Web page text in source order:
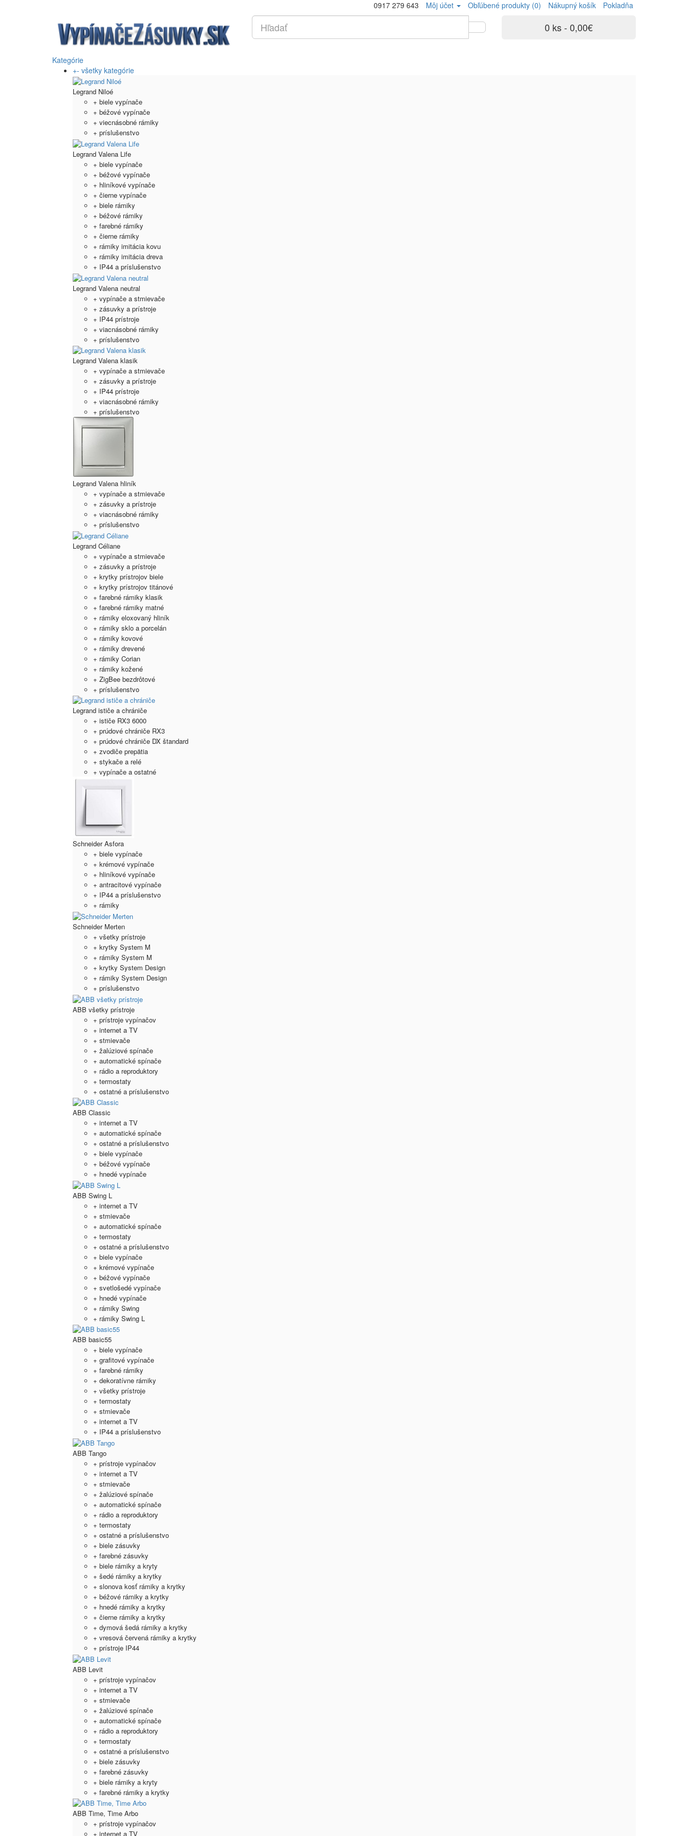
0917 279 643 Môj účet Obľúbené produkty (0) Nákupný košík Pokladňa
0 ks - 0,00€
Kategórie
+- všetky kategórie
Legrand Niloé
+ biele vypínače
+ béžové vypínače
+ viecnásobné rámiky
+ príslušenstvo
Legrand Valena Life
+ biele vypínače
+ béžové vypínače
+ hliníkové vypínače
+ čierne vypínače
+ biele rámiky
+ béžové rámiky
+ farebné rámiky
+ čierne rámiky
+ rámiky imitácia kovu
+ rámiky imitácia dreva
+ IP44 a príslušenstvo
Legrand Valena neutral
+ vypínače a stmievače
+ zásuvky a prístroje
+ IP44 prístroje
+ viacnásobné rámiky
+ príslušenstvo
Legrand Valena klasik
+ vypínače a stmievače
+ zásuvky a prístroje
+ IP44 prístroje
+ viacnásobné rámiky
+ príslušenstvo
Legrand Valena hliník
+ vypínače a stmievače
+ zásuvky a prístroje
+ viacnásobné rámiky
+ príslušenstvo
Legrand Céliane
+ vypínače a stmievače
+ zásuvky a prístroje
+ krytky prístrojov biele
+ krytky prístrojov titánové
+ farebné rámiky klasik
+ farebné rámiky matné
+ rámiky eloxovaný hliník
+ rámiky sklo a porcelán
+ rámiky kovové
+ rámiky drevené
+ rámiky Corian
+ rámiky kožené
+ ZigBee bezdrôtové
+ príslušenstvo
Legrand ističe a chrániče
+ ističe RX3 6000
+ prúdové chrániče RX3
+ prúdové chrániče DX štandard
+ zvodiče prepätia
+ stykače a relé
+ vypínače a ostatné
Schneider Asfora
+ biele vypínače
+ krémové vypínače
+ hliníkové vypínače
+ antracitové vypínače
+ IP44 a príslušenstvo
+ rámiky
Schneider Merten
+ všetky prístroje
+ krytky System M
+ rámiky System M
+ krytky System Design
+ rámiky System Design
+ príslušenstvo
ABB všetky prístroje
+ prístroje vypínačov
+ internet a TV
+ stmievače
+ žalúziové spínače
+ automatické spínače
+ rádio a reproduktory
+ termostaty
+ ostatné a príslušenstvo
ABB Classic
+ internet a TV
+ automatické spínače
+ ostatné a príslušenstvo
+ biele vypínače
+ béžové vypínače
+ hnedé vypínače
ABB Swing L
+ internet a TV
+ stmievače
+ automatické spínače
+ termostaty
+ ostatné a príslušenstvo
+ biele vypínače
+ krémové vypínače
+ béžové vypínače
+ svetlošedé vypínače
+ hnedé vypínače
+ rámiky Swing
+ rámiky Swing L
ABB basic55
+ biele vypínače
+ grafitové vypínače
+ farebné rámiky
+ dekoratívne rámiky
+ všetky prístroje
+ termostaty
+ stmievače
+ internet a TV
+ IP44 a príslušenstvo
ABB Tango
+ prístroje vypínačov
+ internet a TV
+ stmievače
+ žalúziové spínače
+ automatické spínače
+ rádio a reproduktory
+ termostaty
+ ostatné a príslušenstvo
+ biele zásuvky
+ farebné zásuvky
+ biele rámiky a kryty
+ šedé rámiky a krytky
+ slonova kosť rámiky a krytky
+ béžové rámiky a krytky
+ hnedé rámiky a krytky
+ čierne rámiky a krytky
+ dymová šedá rámiky a krytky
+ vresová červená rámiky a krytky
+ prístroje IP44
ABB Levit
+ prístroje vypínačov
+ internet a TV
+ stmievače
+ žalúziové spínače
+ automatické spínače
+ rádio a reproduktory
+ termostaty
+ ostatné a príslušenstvo
+ biele zásuvky
+ farebné zásuvky
+ biele rámiky a kryty
+ farebné rámiky a krytky
ABB Time, Time Arbo
+ prístroje vypínačov
+ internet a TV